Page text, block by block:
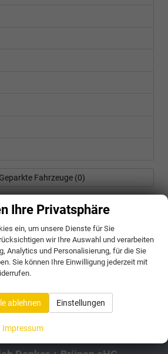
Geparkte Fahrzeuge (0)
Anmelden
Ihre Privatsphäre
ein, um unsere Dienste für Sie
wir Ihre Auswahl und verarbeiten
Analytics und Personalisierung, für die Sie
Sie können Ihre Einwilligung jederzeit mit
ablehnen Einstellungen
Impressum